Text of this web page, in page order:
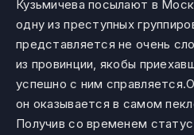
Кузьмичева посылают в
одну из преступных
представляется не очень
из провинции, якобы
успешно с ним
он оказывается в самом
Получив со временем статус